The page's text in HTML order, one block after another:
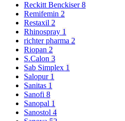
Reckitt Benckiser8
Remifemin 2
Restaxil 2
Rhinospray 1
richter pharma 2
Riopan 2
S.Calon 3
Sab Simplex 1
Salopur 1
Sanitas 1
Sanofi 8
Sanopal 1
Sanostol 4